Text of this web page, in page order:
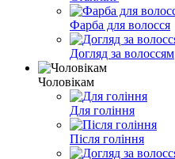
Фарба для волосся
Догляд за волоссям
Чоловікам
Для гоління
Після гоління